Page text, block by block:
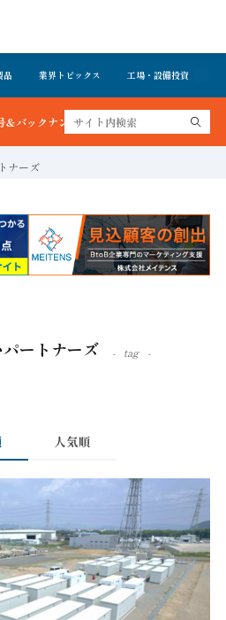
品 業界トピックス 工場・設備投資
ナンバーを無料で公開中 詳細はこちら
ナーズ
ートナーズ tag
人気順